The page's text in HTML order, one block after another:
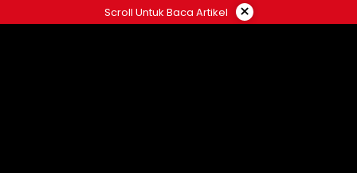
ke
Scroll Untuk Baca Artikel ×